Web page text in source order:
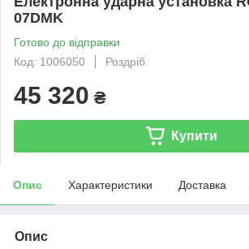
07DMK
Готово до відправки
Код: 1006050
Роздріб
45 320 ₴
Купити
Опис Характеристики Доставка
Опис